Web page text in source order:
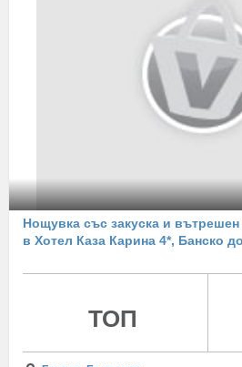
Нощувка със закуска и
в Хотел Каза Карина 4*, Банско
ТОП